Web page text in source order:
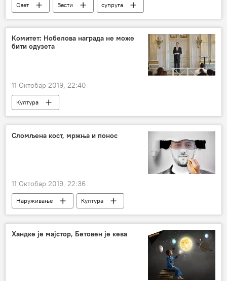
Свет Вести
супруга
прва дама
мода Друштво
Комитет: Нобелова награда не може
бити одузета
11 Октобар 2019, 22:40
Култура
Сломљена кост, мржња и понос
11 Октобар 2019, 22:36
Наруживање Култура
Хандке је мајстор, Бетовен је кева